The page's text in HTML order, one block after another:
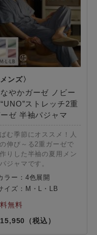
なやかガーゼ ノビー
ストレッチ2重
ゼ 半袖パジャマ
む季節にオススメ！人
伸び～る2重ガーゼで
りした半袖の夏用メン
ジャマです。
ラー：4色展開
イズ：M・L・LB
15,950